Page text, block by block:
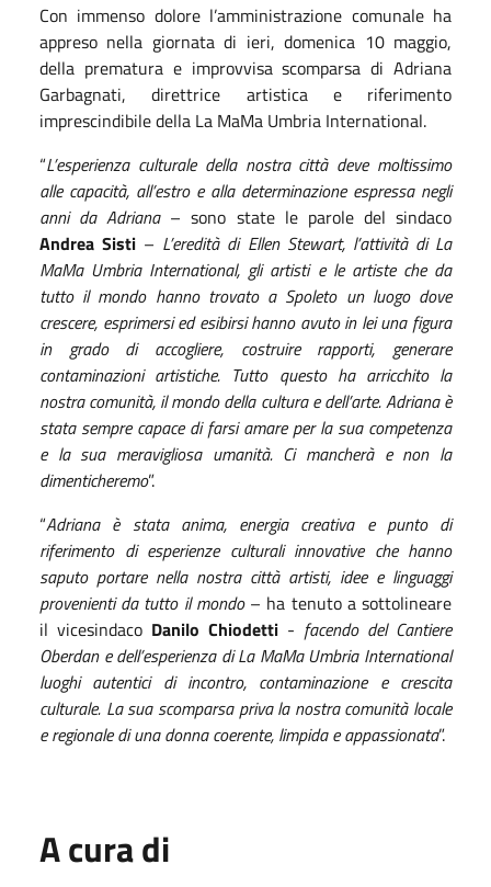
Con immenso dolore l’amministrazione comunale ha
appreso nella giornata di ieri, domenica 10 maggio,
della prematura e improvvisa scomparsa di Adriana
Garbagnati, direttrice artistica e riferimento
imprescindibile della La MaMa Umbria International.
“L’esperienza culturale della nostra città deve moltissimo
alle capacità, all’estro e alla determinazione espressa negli
anni da Adriana – sono state le parole del sindaco
Andrea Sisti – L’eredità di Ellen Stewart, l’attività di La
MaMa Umbria International, gli artisti e le artiste che da
tutto il mondo hanno trovato a Spoleto un luogo dove
crescere, esprimersi ed esibirsi hanno avuto in lei una figura
in grado di accogliere, costruire rapporti, generare
contaminazioni artistiche. Tutto questo ha arricchito la
nostra comunità, il mondo della cultura e dell’arte. Adriana è
stata sempre capace di farsi amare per la sua competenza
e la sua meravigliosa umanità. Ci mancherà e non la
dimenticheremo”.
“Adriana è stata anima, energia creativa e punto di
riferimento di esperienze culturali innovative che hanno
saputo portare nella nostra città artisti, idee e linguaggi
provenienti da tutto il mondo– ha tenuto a sottolineare
il vicesindaco Danilo Chiodetti - facendo del Cantiere
Oberdan e dell’esperienza di La MaMa Umbria International
luoghi autentici di incontro, contaminazione e crescita
culturale. La sua scomparsa priva la nostra comunità locale
e regionale di una donna coerente, limpida e appassionata”.
A cura di